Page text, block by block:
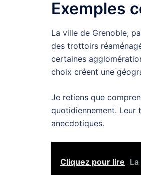
Exemples
La ville de Grenoble,
des trottoirs
certaines
choix créent une
Je retiens que
quotidiennement. Leur
anecdotiques.
Cliquez pour lire